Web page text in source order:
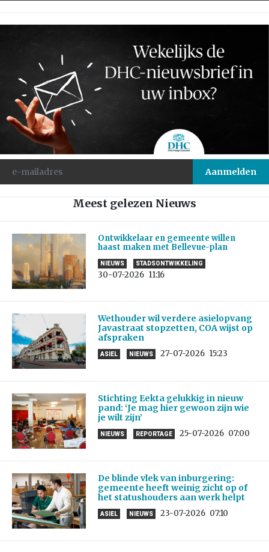
Meest gelezen Nieuws
Ontwikkelaar en gemeente willen
haast maken met Bellevue-plan
NIEUWS STADSONTWIKKELING
30-07-2026 11:16
Wethouder wil verdere asielopvang
Javastraat stopzetten, COA wijst op
afspraken
ASIEL NIEUWS 27-07-2026 15:23
Stichting Eekta gelukkig in nieuw
pand: ‘Je mag hier gewoon zijn wie
je wilt zijn’
NIEUWS REPORTAGE 25-07-2026 07:00
De blinde vlek van inburgering:
gemeente heeft weinig zicht op of
het statushouders aan werk helpt
ASIEL NIEUWS 23-07-2026 07:10